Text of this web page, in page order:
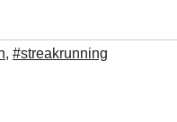
, #streakrunning